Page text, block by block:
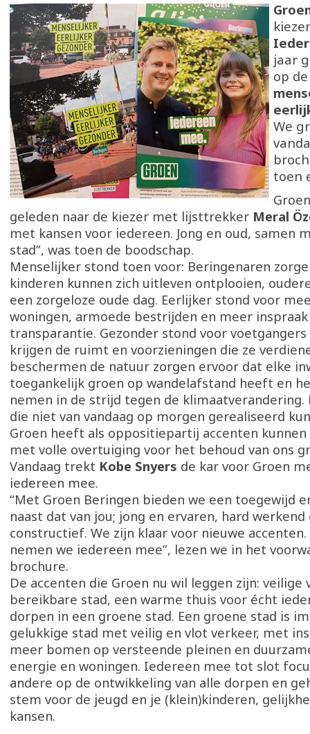
jaar
op
We
toen
geleden naar de kiezer met lijsttrekker Meral
met kansen voor iedereen. Jong en oud, samen
stad”, was toen de boodschap.
Menselijker stond toen voor: Beringenaren
kinderen kunnen zich uitleven ontplooien,
een zorgeloze oude dag. Eerlijker stond voor
woningen, armoede bestrijden en meer
transparantie. Gezonder stond voor
krijgen de ruimt en voorzieningen die ze
beschermen de natuur zorgen ervoor dat elke
toegankelijk groen op wandelafstand heeft en
nemen in de strijd tegen de
die niet van vandaag op morgen gerealiseerd
Groen heeft als oppositiepartij accenten
met volle overtuiging voor het behoud van ons
Vandaag trekt Kobe Snyers de kar voor Groen
iedereen mee.
“Met Groen Beringen bieden we een toegewijd
naast dat van jou; jong en ervaren, hard
constructief. We zijn klaar voor nieuwe accenten.
nemen we iedereen mee”, lezen we in het
brochure.
De accenten die Groen nu wil leggen zijn: veilige
bereikbare stad, een warme thuis voor écht
dorpen in een groene stad. Een groene stad is
gelukkige stad met veilig en vlot verkeer, met
meer bomen op versteende pleinen en
energie en woningen. Iedereen mee tot slot
andere op de ontwikkeling van alle dorpen en
stem voor de jeugd en je (klein)kinderen,
kansen.